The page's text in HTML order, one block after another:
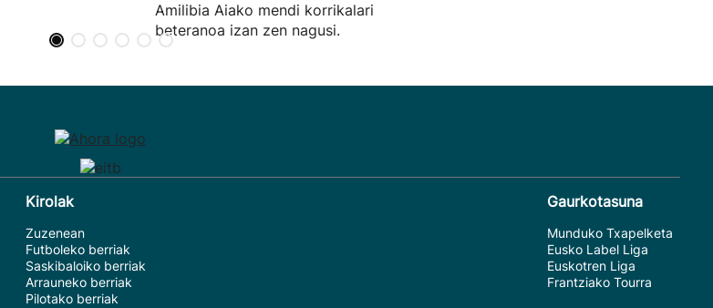
Amilibia Aiako mendi korrikalari
beteranoa izan zen nagusi.
Kirolak
Zuzenean
Futboleko berriak
Saskibaloiko berriak
Arrauneko berriak
Pilotako berriak
Gaurkotasuna
Munduko Txapelketa
Eusko Label Liga
Euskotren Liga
Frantziako Tourra